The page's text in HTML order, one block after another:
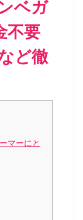
ベガ
不要
ど徹
マーにと